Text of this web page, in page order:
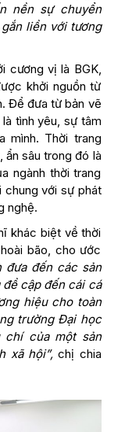
nền sự chuyển
liền vớitương
cương vị là BGK,
khởi nguồn từ
Để đưa từ bản vẽ
tình yêu, sự tâm
mình. Thời trang
ẩn sâu trong đó là
ngành thời trang
chung với sự phát
nghệ.
khác biệt về thời
bão, cho ước
đưa đếncác sản
cập đến cáicá
hiệu cho toàn
trường Đại học
chí của một sản
xã hội”,chị chia